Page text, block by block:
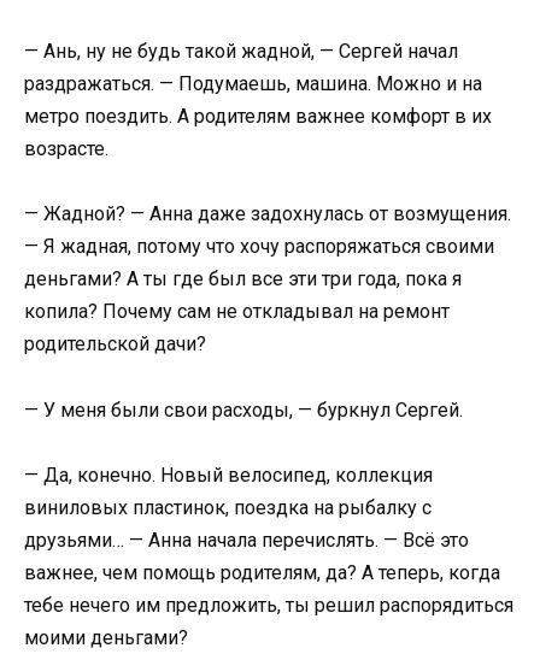
— Ань, ну не будь такой жадной, — Сергей начал
раздражаться. — Подумаешь, машина. Можно и на
метро поездить. А родителям важнее комфорт в их
возрасте.
— Жадной? — Анна даже задохнулась от возмущения.
— Я жадная, потому что хочу распоряжаться своими
деньгами? А ты где был все эти три года, пока я
копила? Почему сам не откладывал на ремонт
родительской дачи?
— У меня были свои расходы, — буркнул Сергей.
— Да, конечно. Новый велосипед, коллекция
виниловых пластинок, поездка на рыбалку с
друзьями… — Анна начала перечислять. — Всё это
важнее, чем помощь родителям, да? А теперь, когда
тебе нечего им предложить, ты решил распорядиться
моими деньгами?